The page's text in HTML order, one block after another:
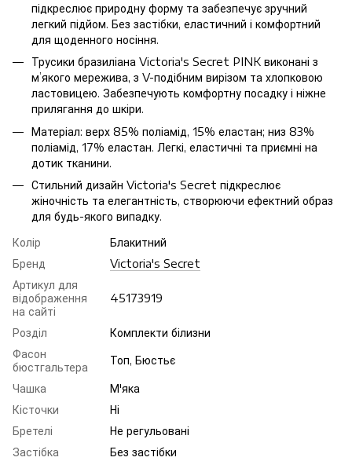
підкреслює природну форму та забезпечує зручний
легкий підйом. Без застібки, еластичний і комфортний
для щоденного носіння.
Трусики бразиліана Victoria's Secret PINK виконані з
м’якого мережива, з V-подібним вирізом та хлопковою
ластовицею. Забезпечують комфортну посадку і ніжне
прилягання до шкіри.
Матеріал: верх 85% поліамід, 15% еластан; низ 83%
поліамід, 17% еластан. Легкі, еластичні та приємні на
дотик тканини.
Стильний дизайн Victoria's Secret підкреслює
жіночність та елегантність, створюючи ефектний образ
для будь-якого випадку.
Колір
Блакитний
Бренд
Victoria's Secret
Артикул для
відображення
на сайті
45173919
Розділ
Комплекти білизни
Фасон
бюстгальтера
Топ, Бюстьє
Чашка
М'яка
Кісточки
Ні
Бретелі
Не регульовані
Застібка
Без застібки